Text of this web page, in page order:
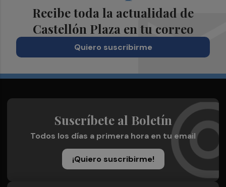
Recibe toda la actualidad de
Castellón Plaza en tu correo
Quiero suscribirme
Suscríbete al Boletín
Todos los días a primera hora en tu email
¡Quiero suscribirme!